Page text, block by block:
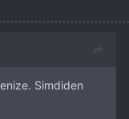
Simdiden